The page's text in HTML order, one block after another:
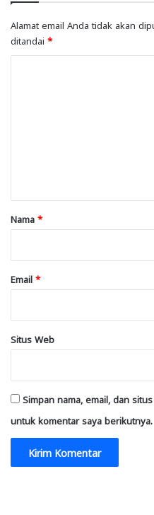
Alamat email Anda tidak akan
ditandai *
rNama *
Email *
Situs Web
Simpan nama, email, dan
untuk komentar saya berikutnya.